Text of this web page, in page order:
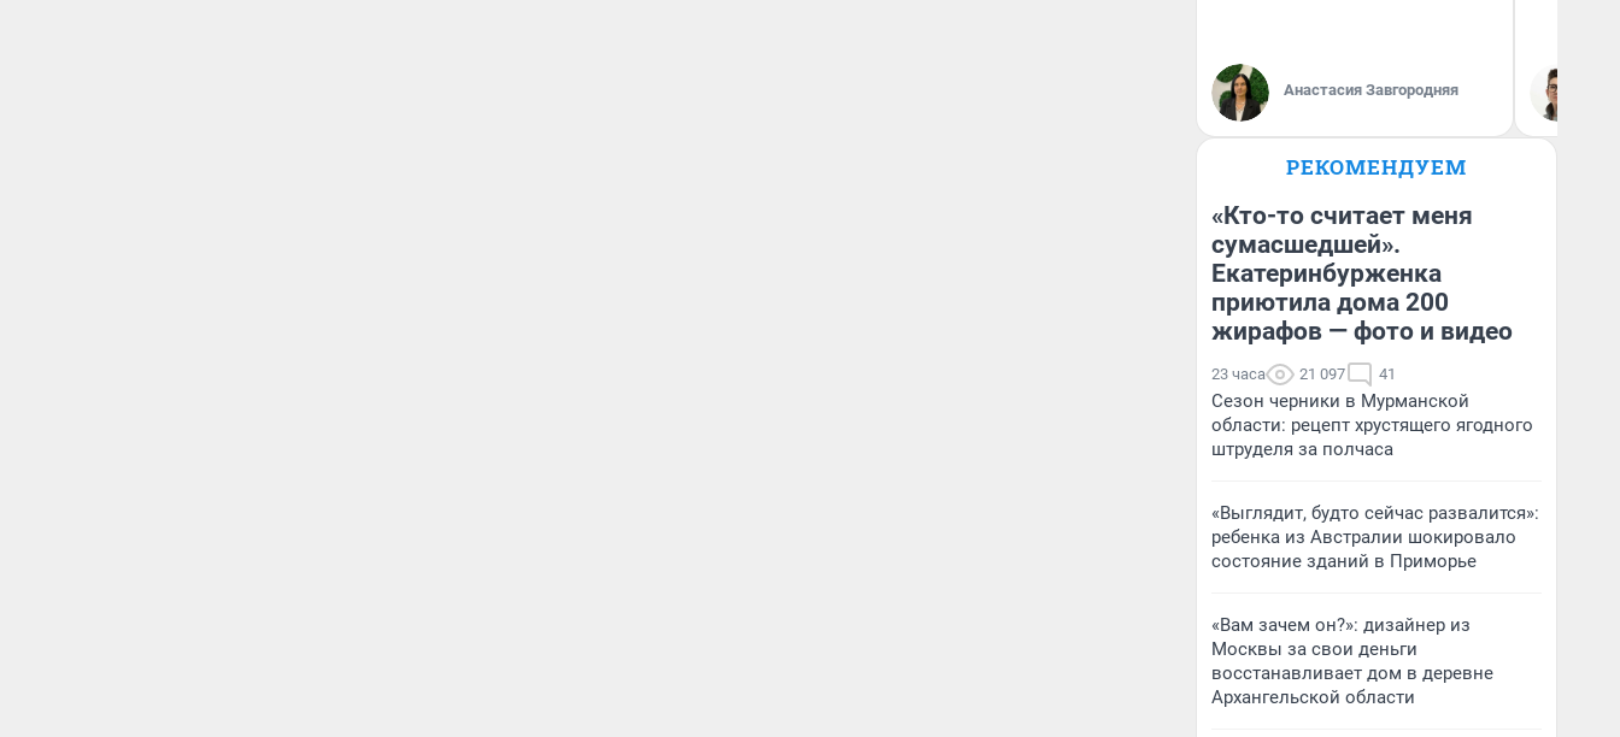
Анастасия Завгородняя
РЕКОМЕНДУЕМ
«Кто-то считает меня
сумасшедшей».
Екатеринбурженка
приютила дома 200
жирафов — фото и видео
23 часа 21 097 41
Сезон черники в Мурманской
области: рецепт хрустящего ягодного
штруделя за полчаса
«Выглядит, будто сейчас развалится»:
ребенка из Австралии шокировало
состояние зданий в Приморье
«Вам зачем он?»: дизайнер из
Москвы за свои деньги
восстанавливает дом в деревне
Архангельской области